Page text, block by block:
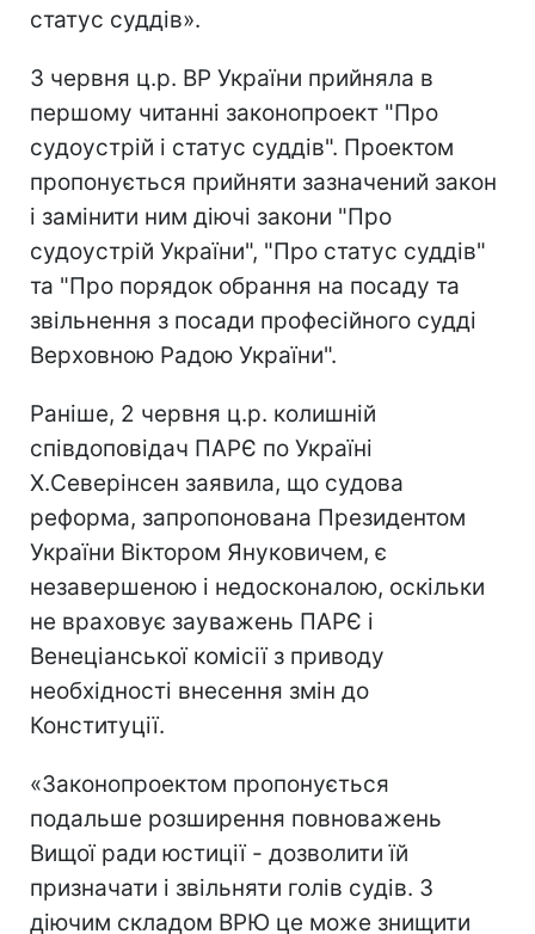
статус суддів».
3 червня ц.р. ВР України прийняла в
першому читанні законопроект "Про
судоустрій і статус суддів". Проектом
пропонується прийняти зазначений закон
і замінити ним діючі закони "Про
судоустрій України", "Про статус суддів"
та "Про порядок обрання на посаду та
звільнення з посади професійного судді
Верховною Радою України".
Раніше, 2 червня ц.р. колишній
співдоповідач ПАРЄ по Україні
Х.Северінсен заявила, що судова
реформа, запропонована Президентом
України Віктором Януковичем, є
незавершеною і недосконалою, оскільки
не враховує зауважень ПАРЄ і
Венеціанської комісії з приводу
необхідності внесення змін до
Конституції.
«Законопроектом пропонується
подальше розширення повноважень
Вищої ради юстиції - дозволити їй
призначати і звільняти голів судів. З
діючим складом ВРЮ це може знищити